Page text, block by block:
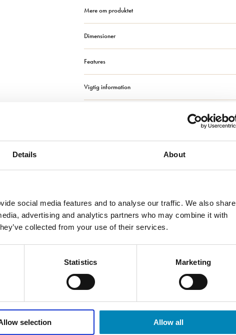
Details About
social media features and to analyse our traffic. We also share
advertising and analytics partners who may combine it with
collected from your use of their services.
Statistics Marketing
selection Allow all
Mere om produktet
Dimensioner
Features
Vigtig information